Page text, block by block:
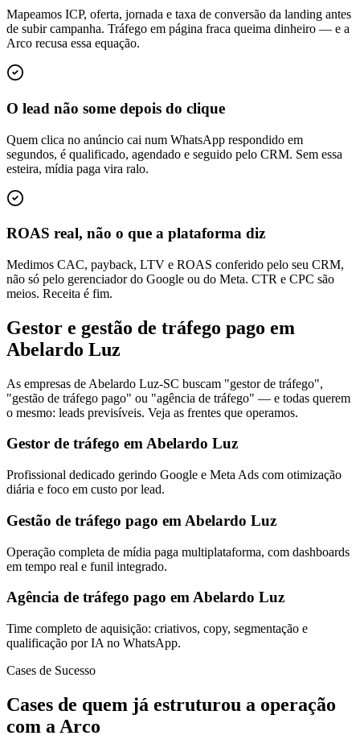
Mapeamos ICP, oferta, jornada e taxa de conversão da landing antes
de subir campanha. Tráfego em página fraca queima dinheiro — e a
Arco recusa essa equação.
O lead não some depois do clique
Quem clica no anúncio cai num WhatsApp respondido em
segundos, é qualificado, agendado e seguido pelo CRM. Sem essa
esteira, mídia paga vira ralo.
ROAS real, não o que a plataforma diz
Medimos CAC, payback, LTV e ROAS conferido pelo seu CRM,
não só pelo gerenciador do Google ou do Meta. CTR e CPC são
meios. Receita é fim.
Gestor e gestão de tráfego pago em
Abelardo Luz
As empresas de Abelardo Luz-SC buscam "gestor de tráfego",
"gestão de tráfego pago" ou "agência de tráfego" — e todas querem
o mesmo: leads previsíveis. Veja as frentes que operamos.
Gestor de tráfego em Abelardo Luz
Profissional dedicado gerindo Google e Meta Ads com otimização
diária e foco em custo por lead.
Gestão de tráfego pago em Abelardo Luz
Operação completa de mídia paga multiplataforma, com dashboards
em tempo real e funil integrado.
Agência de tráfego pago em Abelardo Luz
Time completo de aquisição: criativos, copy, segmentação e
qualificação por IA no WhatsApp.
Cases de Sucesso
Cases de quem já estruturou a operação
com a Arco